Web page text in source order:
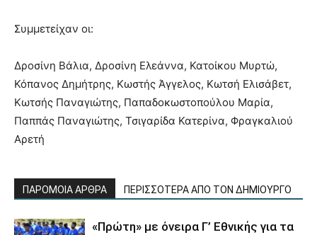
Συμμετείχαν οι:
Δροσίνη Βάλια, Δροσίνη Ελεάννα, Κατοίκου Μυρτώ,
Κόπανος Δημήτρης, Κωστής Άγγελος, Κωτσή Ελισάβετ,
Κωτσής Παναγιώτης, Παπαδοκωστοπούλου Μαρία,
Παππάς Παναγιώτης, Τσιγαρίδα Κατερίνα, Φραγκαλιού
Αρετή
ΠΑΡΟΜΟΙΑ ΑΡΘΡΑ ΠΕΡΙΣΣΟΤΕΡΑ ΑΠΟ ΤΟΝ ΔΗΜΙΟΥΡΓΟ
«Πρώτη» με όνειρα Γ’ Εθνικής για τα